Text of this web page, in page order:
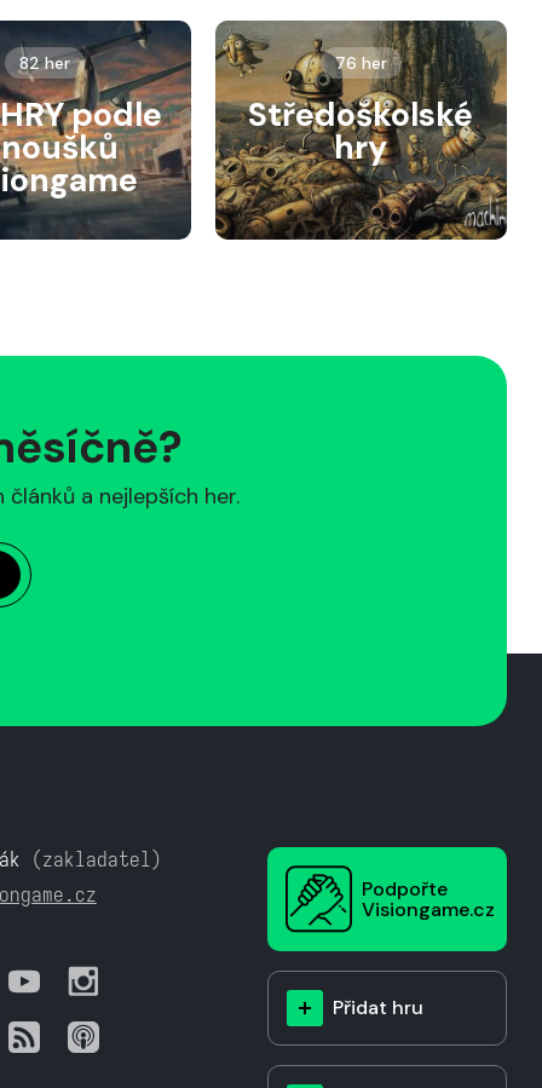
82 her
podle
76 her
Středoškolské
hry
a nejlepších her.
(zakladatel)
Podpořte
Visiongame.cz
Přidat hru